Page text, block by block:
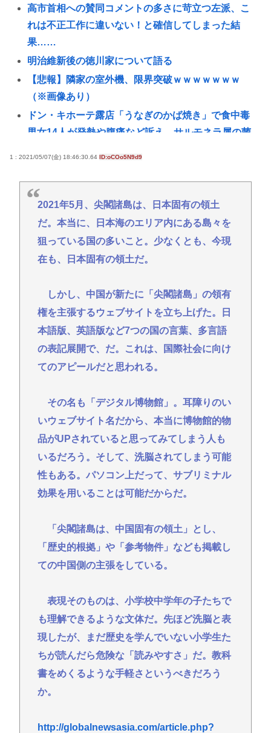
高市首相への賛同コメントの多さに苛立つ左派、こ
れは不正工作に違いない！と確信してしまった結
果……
明治維新後の徳川家について語る
【悲報】隣家の室外機、限界突破ｗｗｗｗｗｗｗ
（※画像あり）
ドン・キホーテ露店「うなぎのかば焼き」で食中毒
男女14人が発熱や腹痛など訴え…サルモネラ属の菌
よ！」「保険にも入れないヤツは運転すんなよ」
共産党信者「募金で共産党を叩くのは、頑張る人を
邪魔したいという日本人らしい薄暗い欲望のせい」
パチ●コ中毒者の99%はアニメに興味なく、いつも打
ってる台の原作も知らないという不都合な真実
被害者・冤罪被害者への取材経験踏まえ
【悲報】「注文したことで欲求が満たされた」ジャ
ンプグッズ43億円分を注文・キャンセルしたか、32
歳女逮捕
【朗報】イギリス、タバコ販売禁止法案を可決www
「遺族や被災者から強い不満でてる！」 → 記者「例
えば？」 → 知事、怒り通り越して呆れてしまう
………
2026年レズが好きなK-POPアイドル発表！ぶち抜き
1位はあのグループのボブカットのリーダー！
高橋名人「左手のバネを取るために手術をします」
Powered by livedoor 相互RSS
1 : 2021/05/07(金) 18:46:30.64 ID:oCOo5N9d9
2021年5月、尖閣諸島は、日本固有の領土
だ。本当に、日本海のエリア内にある島々を
狙っている国の多いこと。少なくとも、今現
在も、日本固有の領土だ。
しかし、中国が新たに「尖閣諸島」の領有
権を主張するウェブサイトを立ち上げた。日
本語版、英語版など7つの国の言葉、多言語
の表記展開で、だ。これは、国際社会に向け
てのアピールだと思われる。
その名も「デジタル博物館」。耳障りのい
いウェブサイト名だから、本当に博物館的物
品がUPされていると思ってみてしまう人も
いるだろう。そして、洗脳されてしまう可能
性もある。パソコン上だって、サブリミナル
効果を用いることは可能だからだ。
「尖閣諸島は、中国固有の領土」とし、
「歴史的根拠」や「参考物件」なども掲載し
ての中国側の主張をしている。
表現そのものは、小学校中学年の子たちで
も理解できるような文体だ。先ほど洗脳と表
現したが、まだ歴史を学んでいない小学生た
ちが読んだら危険な「読みやすさ」だ。教科
書をめくるような手軽さというべきだろう
か。
http://globalnewsasia.com/article.php?